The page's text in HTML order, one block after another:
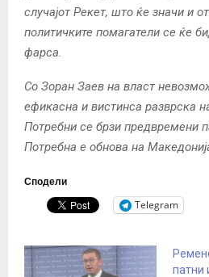
случајот Рекет, што ќе значи и
политичките помагатели се ќе
фарса.
Со Зоран Заев на власт
ефикасна и вистинса разврска
Потребни се брзи предвремени
Потребна е обнова на
Сподели
Telegram
патни